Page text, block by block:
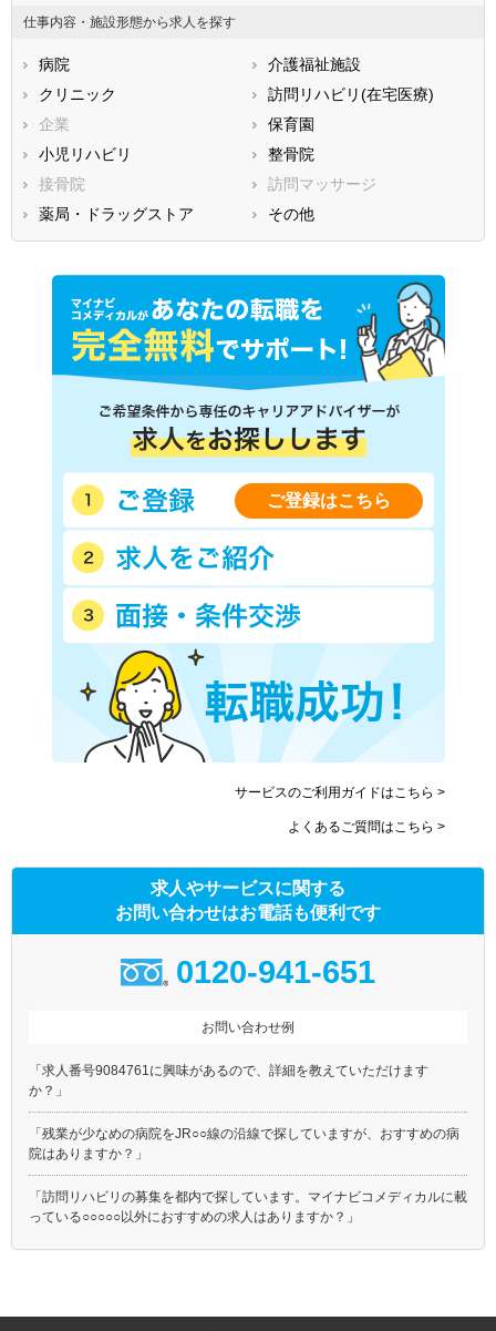
広島県
徳島県
香川県
高知県
福岡県
熊本県
鹿児島県
仕事内容・施設形態から求人を探す
病院
介護福祉施設
クリニック
訪問リハビリ(在宅医療)
企業
保育園
小児リハビリ
整骨院
接骨院
訪問マッサージ
薬局・ドラッグストア
その他
ご登録はこちら
サービスのご利用ガイドはこちら >
よくあるご質問はこちら >
求人やサービスに関する
お問い合わせはお電話も便利です
0120-941-651
お問い合わせ例
「求人番号9084761に興味があるので、詳細を教えていただけます
か？」
「残業が少なめの病院をJR○○線の沿線で探していますが、おすすめの病
院はありますか？」
「訪問リハビリの募集を都内で探しています。マイナビコメディカルに載
っている○○○○○以外におすすめの求人はありますか？」